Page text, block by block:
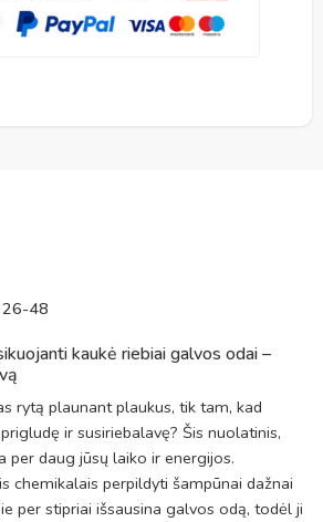
48
kaukė riebiai galvos odai –
rytą plaunant plaukus, tik tam, kad
ir susiriebalavę? Šis nuolatinis,
per daug jūsų laiko ir energijos.
chemikalais perpildyti šampūnai dažnai
per stipriai išsausina galvos odą, todėl ji